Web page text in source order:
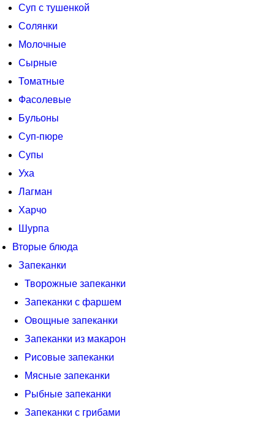
Суп с тушенкой
Солянки
Молочные
Сырные
Томатные
Фасолевые
Бульоны
Суп-пюре
Супы
Уха
Лагман
Харчо
Шурпа
Вторые блюда
Запеканки
Творожные запеканки
Запеканки с фаршем
Овощные запеканки
Запеканки из макарон
Рисовые запеканки
Мясные запеканки
Рыбные запеканки
Запеканки с грибами